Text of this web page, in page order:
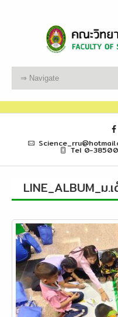
Tel 0-
LINE_ALBUM_ม